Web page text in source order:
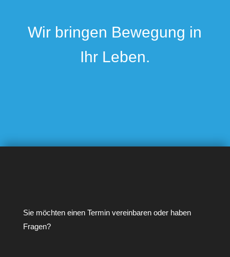
Wir bringen Bewegung in
Ihr Leben.
Sie möchten einen Termin vereinbaren oder haben
Fragen?